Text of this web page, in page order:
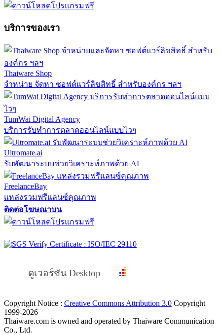
บริการของเรา
Thaiware Shop
จำหน่าย จัดหา ซอฟต์แวร์ลิขสิทธิ์ สำหรับองค์กร ฯลฯ
TumWai Digital Agency
บริการรับทำการตลาดออนไลน์แบบไวๆ
Ultromate.ai
รับพัฒนาระบบช่วยวิเคราะห์ภาพด้วย AI
FreelanceBay
แหล่งรวมฟรีแลนซ์คุณภาพ
ติดต่อโฆษณาบน
ดูเวอร์ชัน Desktop
Copyright Notice : Creative Commons Attribution 3.0 Copyright
1999-2026
Thaiware.com is owned and operated by Thaiware Communication
Co., Ltd.